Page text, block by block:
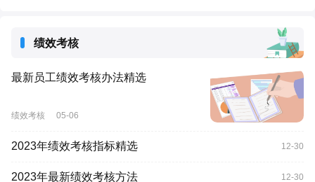
绩效考核
最新员工绩效考核办法精选
绩效考核 05-06
2023年绩效考核指标精选 12-30
2023年最新绩效考核方法 12-30